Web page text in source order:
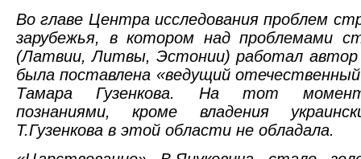
Во главе Центра исследования проблем
зарубежья, в котором над проблемами
(Латвии, Литвы, Эстонии) работал автор
была поставлена «ведущий отечественный
Тамара Гузенкова. На тот
познаниями, кроме владения
Т.Гузенкова в этой области не обладала.